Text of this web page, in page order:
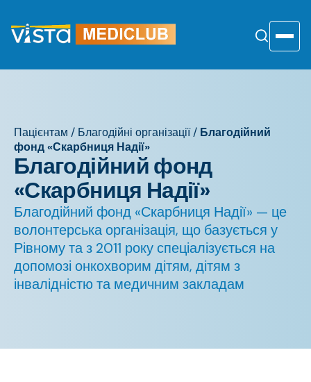
змісту
Пацієнтам / Благодійні організації/ Благодійний
фонд «Скарбниця Надії»
Благодійний фонд
«Скарбниця Надії»
Благодійний фонд «Скарбниця Надії» — це
волонтерська організація, що базується у
Рівному та з 2011 року спеціалізується на
допомозі онкохворим дітям, дітям з
інвалідністю та медичним закладам